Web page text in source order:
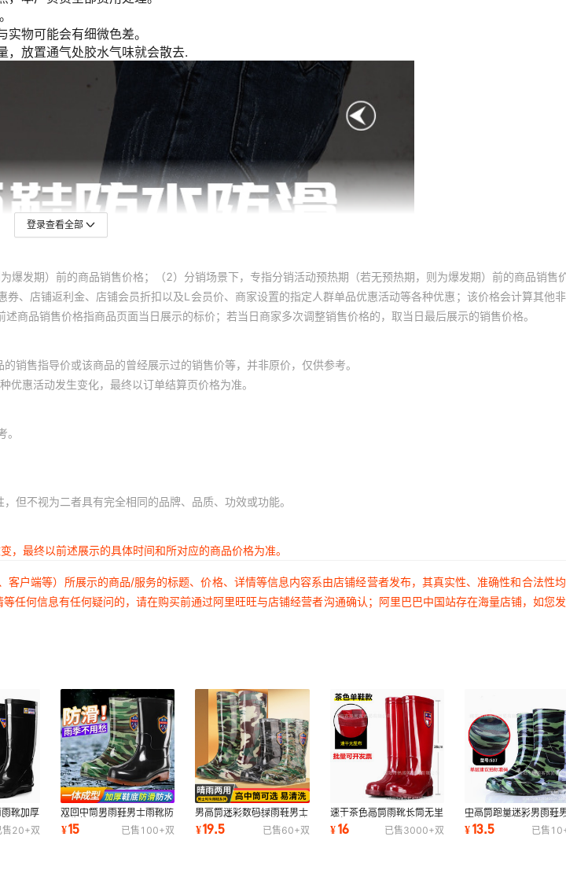
登录查看全部
爆发期）前的商品销售价格；（2）分销场景下，专指分销活动预热期（若无预热期，则为爆发期）前的商品销售
、店铺返利金、店铺会员折扣以及L会员价、商家设置的指定人群单品优惠活动等各种优惠；该价格会计算其他
品销售价格指商品页面当日展示的标价；若当日商家多次调整销售价格的，取当日最后展示的销售价格。
销售指导价或该商品的曾经展示过的销售价等，并非原价，仅供参考。
惠活动发生变化，最终以订单结算页价格为准。
但不视为二者具有完全相同的品牌、品质、功效或功能。
最终以前述展示的具体时间和所对应的商品价格为准。
户端等）所展示的商品/服务的标题、价格、详情等信息内容系由店铺经营者发布，其真实性、准确性和合法性
何信息有任何疑问的，请在购买前通过阿里旺旺与店铺经营者沟通确认；阿里巴巴中国站存在海量店铺，如您
靴加厚
底防水
售20+双
双回中筒男雨鞋男士雨靴防
滑牛筋底黑色胶鞋中高筒迷
彩水鞋水靴男
¥15 已售 100+双
男高筒迷彩数码绿雨鞋男士
雨靴防滑新水晶胶鞋长筒迷
彩灰水鞋水靴
¥19.5 已售60+双
速干茶色高筒雨靴长筒无里
布加厚防滑胶鞋工地速洗水
靴劳保鞋水鞋
¥16 已售3000+双
中高筒跑量迷彩男雨鞋
厨房防水劳保胶鞋防滑
雨靴长筒水靴
¥13.5 已售